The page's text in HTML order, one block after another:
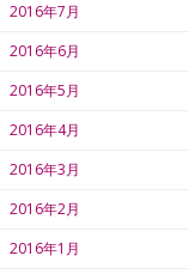
2016年7月
2016年6月
2016年5月
2016年4月
2016年3月
2016年2月
2016年1月